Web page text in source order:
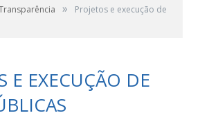
»
Projetos e execução de
E EXECUÇÃO DE